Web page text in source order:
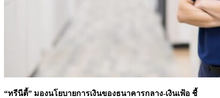
“ทรีนีตี้” มองนโยบายการเงินของธนาคารกลาง-เงินเฟ้อ ชี้